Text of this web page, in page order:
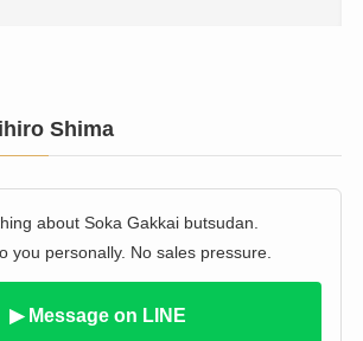
Shima
about Soka Gakkai butsudan.
you personally. No sales pressure.
▶ Message on LINE